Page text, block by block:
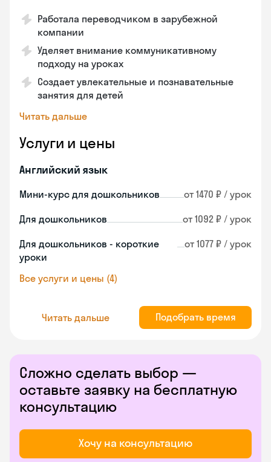
Работала переводчиком в зарубежной
компании
Уделяет внимание коммуникативному
подходу на уроках
Создает увлекательные и познавательные
занятия для детей
Читать дальше
Услуги и цены
Английский язык
Мини-курс для дошкольников от 1470 ₽ / урок
Для дошкольников от 1092 ₽ / урок
Для дошкольников - короткие
уроки
от 1077 ₽ / урок
Все услуги и цены (4)
Читать дальше Подобрать время
Сложно сделать выбор —
оставьте заявку на бесплатную
консультацию
Хочу на консультацию